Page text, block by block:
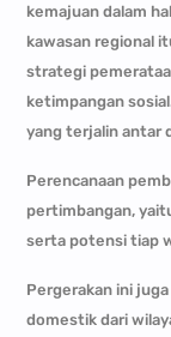
kemajuan dalam
kawasan regional
strategi
ketimpangan
yang terjalin antar
Perencanaan
pertimbangan,
serta potensi tiap
Pergerakan ini
domestik dari